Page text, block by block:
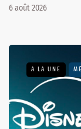
6 août 2026
A LA UNE